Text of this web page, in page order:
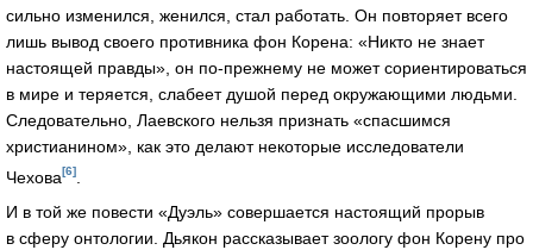
сильно изменился, женился, стал работать. Он повторяет всего
лишь вывод своего противника фон Корена: «Никто не знает
настоящей правды», он по-прежнему не может сориентироваться
в мире и теряется, слабеет душой перед окружающими людьми.
Следовательно, Лаевского нельзя признать «спасшимся
христианином», как это делают некоторые исследователи
Чехова[6]
И в той же повести «Дуэль» совершается настоящий прорыв
в сферу онтологии. Дьякон рассказывает зоологу фон Корену про